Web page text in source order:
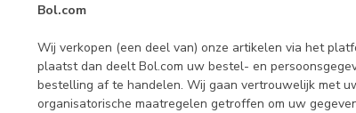
Bol.com
Wij verkopen (een deel van) onze artikelen via het
plaatst dan deelt Bol.com uw bestel- en
bestelling af te handelen. Wij gaan vertrouwelijk met
organisatorische maatregelen getroffen om uw